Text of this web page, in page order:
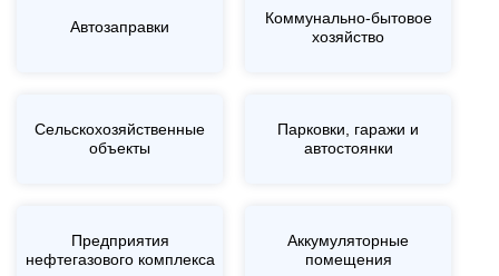
Автозаправки
Коммунально-бытовое
хозяйство
Сельскохозяйственные
объекты
Парковки, гаражи и
автостоянки
Предприятия
нефтегазового комплекса
Аккумуляторные
помещения